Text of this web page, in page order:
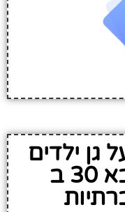
ילדים
עץ הדעת- עקיבא 30 ב